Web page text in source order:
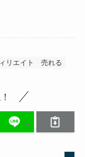
リエイト 売れる